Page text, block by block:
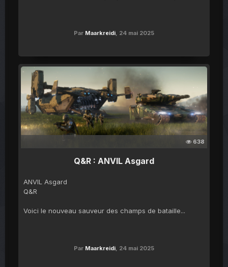
Par Maarkreidi, 24 mai 2025
638
Q&R : ANVIL Asgard
ANVIL Asgard
Q&R
Voici le nouveau sauveur des champs de bataille...
Par Maarkreidi, 24 mai 2025